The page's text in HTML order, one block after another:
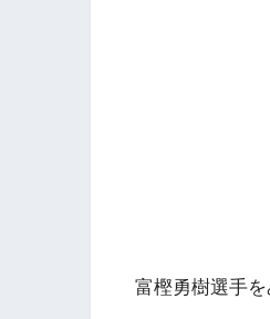
富樫勇樹選手